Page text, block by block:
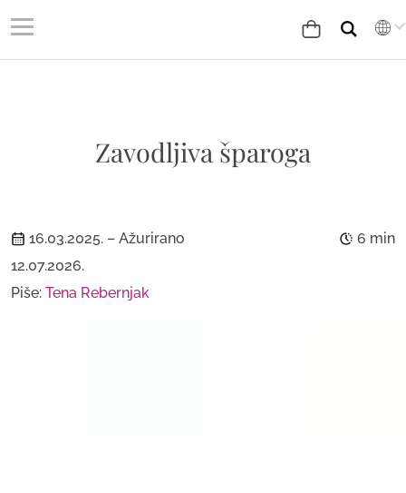
Zavodljiva šparoga
16.03.2025. – Ažurirano
12.07.2026.
Piše: Tena Rebernjak
6 min